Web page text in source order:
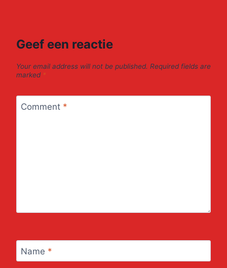
Geef een reactie
Your email address will not be published. Required fields are
marked *
Comment *
Name *